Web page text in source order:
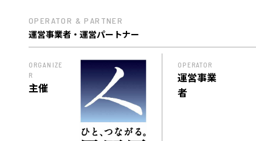
OPERATOR & PARTNER
運営事業者・運営パートナー
ORGANIZE
R
主催
OPERATOR
運営事業
者